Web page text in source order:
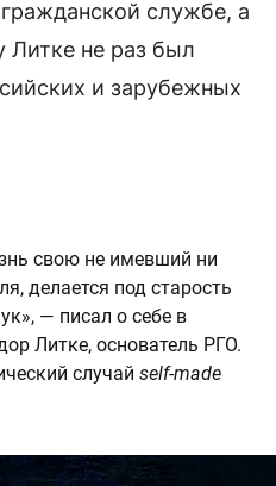
службе, а
Литке не раз был
и зарубежных
свою не имевший ни
делается под старость
— писал о себе в
Литке, основатель РГО.
случай self-made